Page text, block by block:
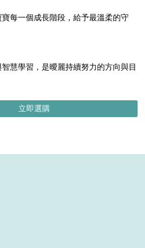
每一個成長階段，給予最溫柔的守
慧學習，是曖麗持續努力的方向與目
立即選購